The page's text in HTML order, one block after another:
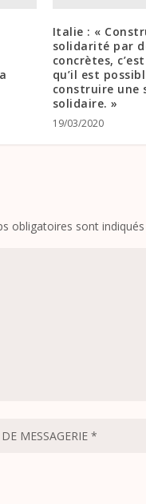
Italie : «
solidarité par
concrètes,
qu’il est
construire une
solidaire. »
19/03/2020
obligatoires sont